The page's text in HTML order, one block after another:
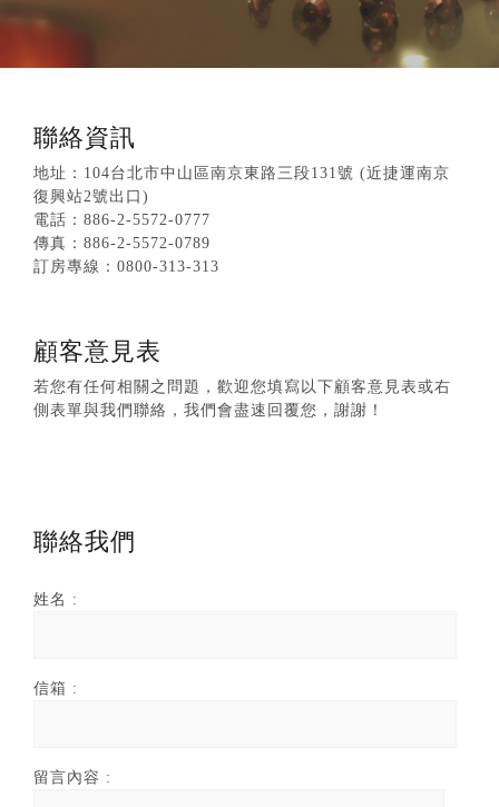
聯絡資訊
地址：104台北市中山區南京東路三段131號 (近捷運南京
復興站2號出口)
電話：886-2-5572-0777
傳真：886-2-5572-0789
訂房專線：0800-313-313
顧客意見表
若您有任何相關之問題，歡迎您填寫以下顧客意見表或右
側表單與我們聯絡，我們會盡速回覆您，謝謝！
聯絡我們
姓名 :
信箱 :
留言內容 :